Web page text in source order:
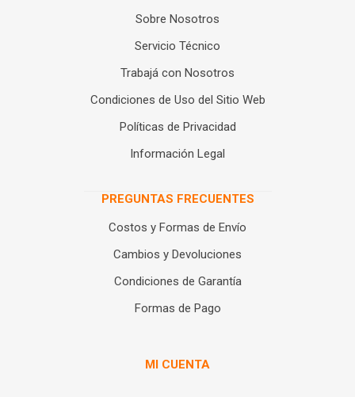
Sobre Nosotros
Servicio Técnico
Trabajá con Nosotros
Condiciones de Uso del Sitio Web
Políticas de Privacidad
Información Legal
PREGUNTAS FRECUENTES
Costos y Formas de Envío
Cambios y Devoluciones
Condiciones de Garantía
Formas de Pago
MI CUENTA